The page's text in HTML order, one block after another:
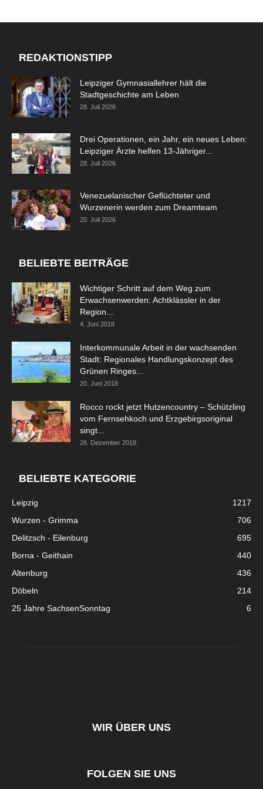
REDAKTIONSTIPP
Leipziger Gymnasiallehrer hält die
Stadtgeschichte am Leben
28. Juli 2026
Drei Operationen, ein Jahr, ein neues Leben:
Leipziger Ärzte helfen 13-Jähriger...
28. Juli 2026
Venezuelanischer Geflüchteter und
Wurzenerin werden zum Dreamteam
20. Juli 2026
BELIEBTE BEITRÄGE
Wichtiger Schritt auf dem Weg zum
Erwachsenwerden: Achtklässler in der
Region...
4. Juni 2018
Interkommunale Arbeit in der wachsenden
Stadt: Regionales Handlungskonzept des
Grünen Ringes...
20. Juni 2018
Rocco rockt jetzt Hutzencountry – Schützling
vom Fernsehkoch und Erzgebirgsoriginal
singt...
26. Dezember 2018
BELIEBTE KATEGORIE
Leipzig
1217
Wurzen - Grimma
706
Delitzsch - Eilenburg
695
Borna - Geithain
440
Altenburg
436
Döbeln
214
25 Jahre SachsenSonntag
6
WIR ÜBER UNS
FOLGEN SIE UNS